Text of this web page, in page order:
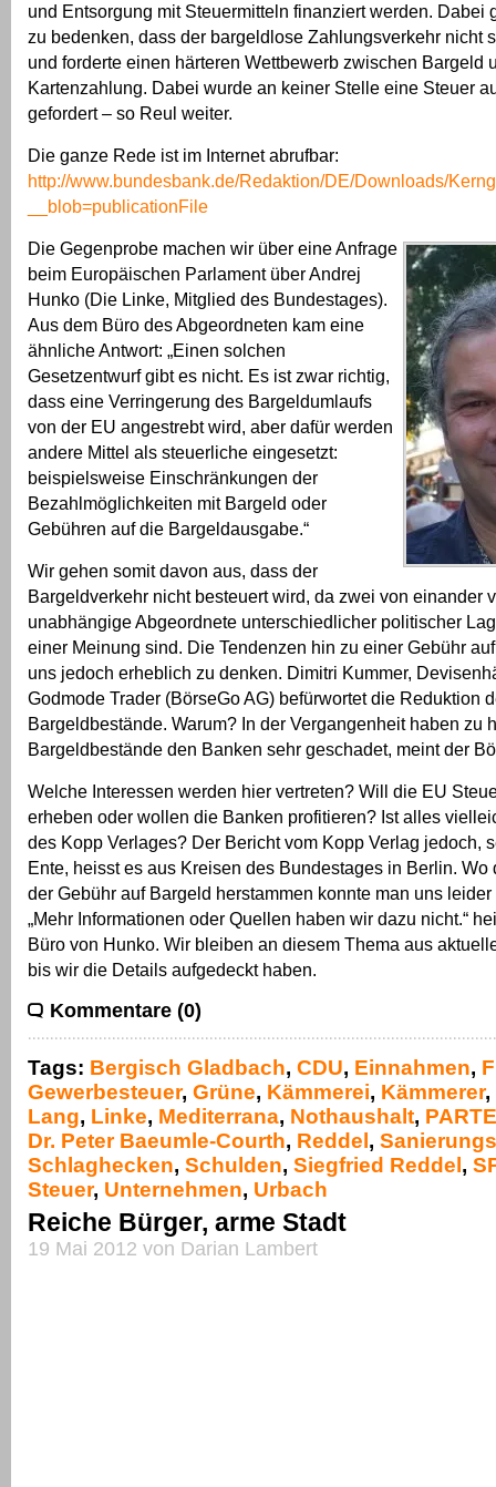
und Entsorgung mit Steuermitteln finanziert werden. Dabei
zu bedenken, dass der bargeldlose Zahlungsverkehr nicht
und forderte einen härteren Wettbewerb zwischen Bargeld
Kartenzahlung. Dabei wurde an keiner Stelle eine Steuer
gefordert – so Reul weiter.
Die ganze Rede ist im Internet abrufbar:
http://www.bundesbank.de/Redaktion/DE/Downloads/
__blob=publicationFile
Die Gegenprobe machen wir über eine Anfrage
beim Europäischen Parlament über Andrej
Hunko (Die Linke, Mitglied des Bundestages).
Aus dem Büro des Abgeordneten kam eine
ähnliche Antwort: „Einen solchen
Gesetzentwurf gibt es nicht. Es ist zwar richtig,
dass eine Verringerung des Bargeldumlaufs
von der EU angestrebt wird, aber dafür werden
andere Mittel als steuerliche eingesetzt:
beispielsweise Einschränkungen der
Bezahlmöglichkeiten mit Bargeld oder
Gebühren auf die Bargeldausgabe.“
Wir gehen somit davon aus, dass der
Bargeldverkehr nicht besteuert wird, da zwei von einander
unabhängige Abgeordnete unterschiedlicher politischer
einer Meinung sind. Die Tendenzen hin zu einer Gebühr
uns jedoch erheblich zu denken. Dimitri Kummer,
Godmode Trader (BörseGo AG) befürwortet die Reduktion
Bargeldbestände. Warum? In der Vergangenheit haben zu
Bargeldbestände den Banken sehr geschadet, meint der
Welche Interessen werden hier vertreten? Will die EU
erheben oder wollen die Banken profitieren? Ist alles
des Kopp Verlages? Der Bericht vom Kopp Verlag jedoch,
Ente, heisst es aus Kreisen des Bundestages in Berlin.
der Gebühr auf Bargeld herstammen konnte man uns
„Mehr Informationen oder Quellen haben wir dazu nicht.“
Büro von Hunko. Wir bleiben an diesem Thema aus
bis wir die Details aufgedeckt haben.
Kommentare (0)
Tags: Bergisch Gladbach, CDU, Einnahmen,
Gewerbesteuer, Grüne, Kämmerei, Kämmerer,
Lang, Linke, Mediterrana, Nothaushalt,
Dr. Peter Baeumle-Courth, Reddel ,
Schlaghecken, Schulden, Siegfried Reddel ,
Steuer, Unternehmen, Urbach
Reiche Bürger, arme Stadt
19 Mai 2012 von Darian Lambert